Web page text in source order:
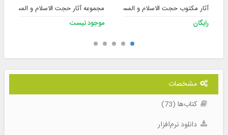
آثار مکتوب حجت الاسلام و المسلمین قرائتی (Android)
رایگان
مجموعه آثار حجت الاسلام و المسلمین
موجود نیست
مشخصات
کتاب‌ها (73)
دانلود نرم‌افزار